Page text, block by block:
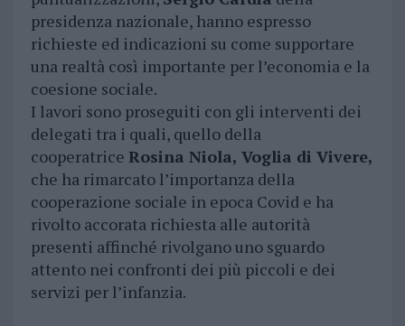
presidenza nazionale, hanno espresso
richieste ed indicazioni su come supportare
una realtà così importante per l’economia e la
coesione sociale.
I lavori sono proseguiti con gli interventi dei
delegati tra i quali, quello della
cooperatrice Rosina Niola, Voglia di Vivere,
che ha rimarcato l’importanza della
cooperazione sociale in epoca Covid e ha
rivolto accorata richiesta alle autorità
presenti affinché rivolgano uno sguardo
attento nei confronti dei più piccoli e dei
servizi per l’infanzia.